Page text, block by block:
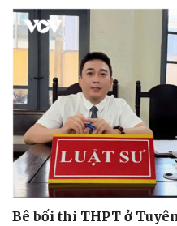
Bê bối thi THPT ở